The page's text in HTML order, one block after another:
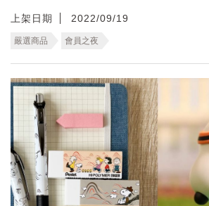
上架日期 2022/09/19
嚴選商品 會員之夜